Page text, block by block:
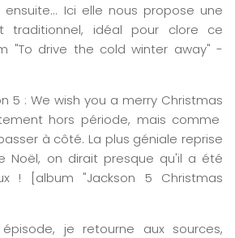
Ici elle nous propose une
traditionnel, idéal pour clore ce
"To drive the cold winter away" -
5 : We wish you a merry Christmas
hors période, mais comme
à côté. La plus géniale reprise
Noël, on dirait presque qu'il a été
! [album "Jackson 5 Christmas
je retourne aux sources,